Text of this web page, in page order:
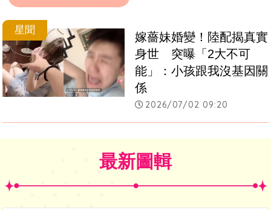
星聞
嫁薔妹婚變！陸配揭真實
身世　突曝「2大不可
能」：小孩跟我沒基因關
係
2026/07/02 09:20
最新圖輯